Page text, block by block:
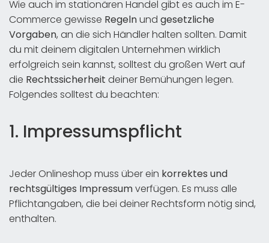
Wie auch im stationären Handel gibt es auch im E-
Commerce gewisse Regelnund gesetzliche
Vorgaben, an die sich Händler halten sollten. Damit
du mit deinem digitalen Unternehmen wirklich
erfolgreich sein kannst, solltest du großen Wert auf
die Rechtssicherheit deiner Bemühungen legen.
Folgendes solltest du beachten:
1. Impressumspflicht
Jeder Onlineshop muss über ein korrektes und
rechtsgültiges Impressumverfügen. Es muss alle
Pflichtangaben, die bei deiner Rechtsform nötig sind,
enthalten.